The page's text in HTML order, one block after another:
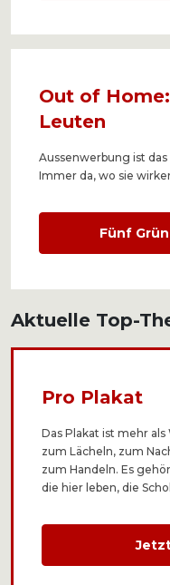
Out of
Leuten
Aussenwerbung ist
Immer da, wo sie
Fünf
Aktuelle Top-
Pro Plakat
Das Plakat ist mehr
zum Lächeln, zum
zum Handeln. Es
die hier leben, die